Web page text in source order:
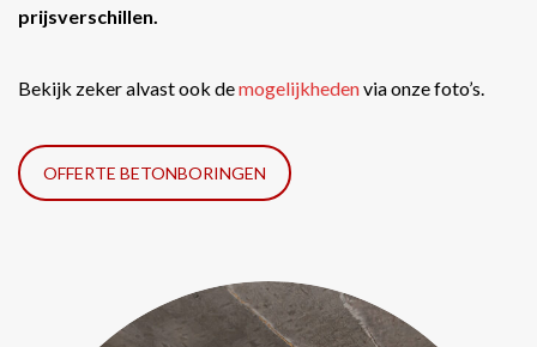
prijsverschillen.
Bekijk zeker alvast ook demogelijkhedenvia onze foto’s.
OFFERTE BETONBORINGEN